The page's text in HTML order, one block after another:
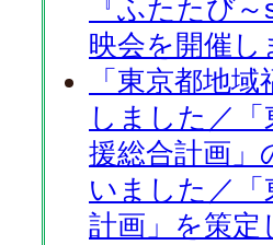
『ふたたび
映会を開催し
「東京都地
しました／
援総合計画」
いました／「
計画」を策定